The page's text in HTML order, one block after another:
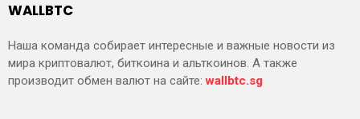
WALLBTC
Наша команда собирает интересные и важные новости из
мира криптовалют, биткоина и альткоинов. А также
производит обмен валют на сайте:wallbtc.sg